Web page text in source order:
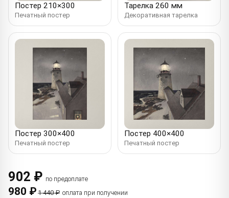
Постер 210×300
Печатный постер
Тарелка 260 мм
Декоративная тарелка
Постер 300×400
Печатный постер
Постер 400×400
Печатный постер
902 ₽ по предоплате
980 ₽ 1 440 ₽ оплата при получении